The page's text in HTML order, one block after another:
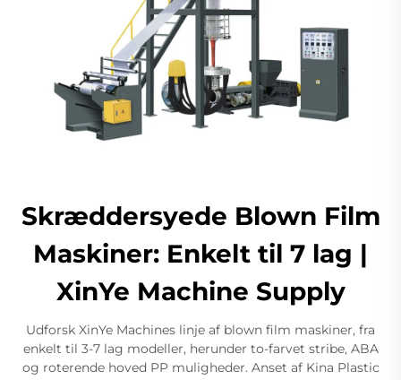
Skræddersyede Blown Film
Maskiner: Enkelt til 7 lag |
XinYe Machine Supply
Udforsk XinYe Machines linje af blown film maskiner, fra
enkelt til 3-7 lag modeller, herunder to-farvet stribe, ABA
og roterende hoved PP muligheder. Anset af Kina Plastic